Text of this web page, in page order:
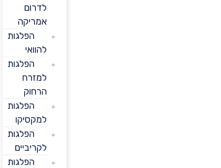
לדרום
אמריקה
הפלגות
הפלגות
למזרח
הרחוק
הפלגות
למקסיקו
הפלגות
לקריביים
הפלגות